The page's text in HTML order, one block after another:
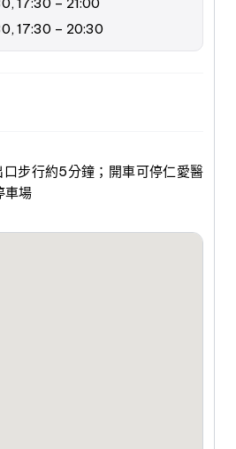
17:30 – 20:30
步行約5分鐘；開車可停仁愛醫
車場